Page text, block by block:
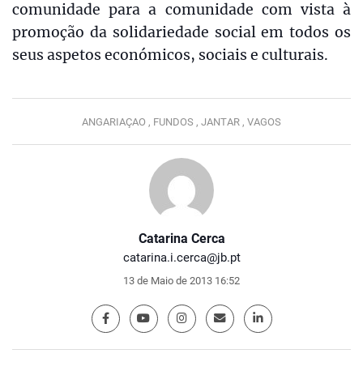
Catarina Cerca
catarina.i.cerca@jb.pt
13 de Maio de 2013 16:52
comunidade para a comunidade com vista à
promoção da solidariedade social em todos os
seus aspetos económicos, sociais e culturais.
ANGARIAÇAO , FUNDOS , JANTAR , VAGOS